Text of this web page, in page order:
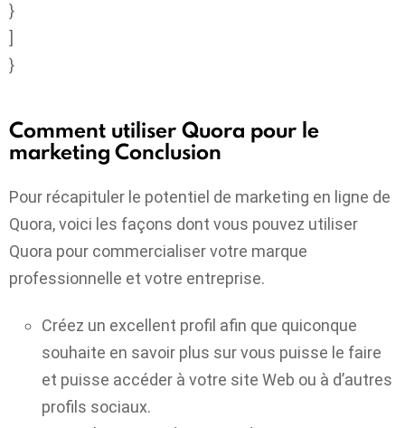
}
]
}
Comment utiliser Quora pour le
marketingConclusion
Pour récapituler le potentiel de marketing en ligne de
Quora, voici les façons dont vous pouvez utiliser
Quora pour commercialiser votre marque
professionnelle et votre entreprise.
Créez un excellent profil afin que quiconque
souhaite en savoir plus sur vous puisse le faire
et puisse accéder à votre site Web ou à d’autres
profils sociaux.